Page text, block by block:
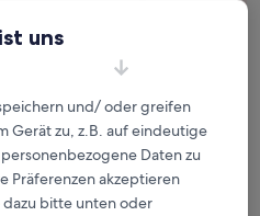
diese Daten
Morgen
7. Aug. - 8. Aug.
Nächstes Wochenende
14. Aug. - 16. Aug.
uns
und/ oder greifen
Gerät zu, z.B. auf eindeutige
Daten zu
Präferenzen akzeptieren
bitte unten oder